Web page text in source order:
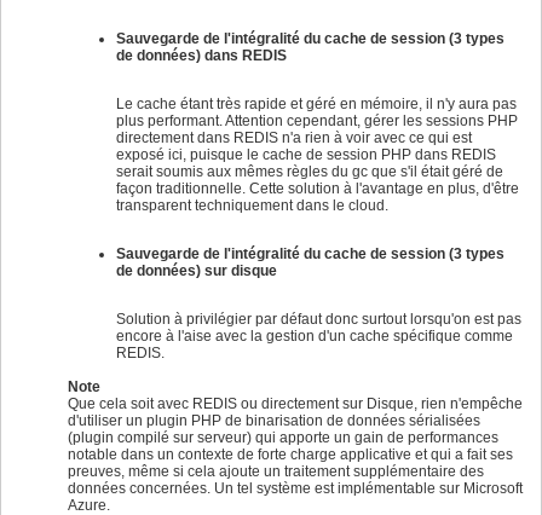
Sauvegarde de l'intégralité du cache de session (3 types
de données) dans REDIS
Le cache étant très rapide et géré en mémoire, il n'y aura pas
plus performant. Attention cependant, gérer les sessions PHP
directement dans REDIS n'a rien à voir avec ce qui est
exposé ici, puisque le cache de session PHP dans REDIS
serait soumis aux mêmes règles du gc que s'il était géré de
façon traditionnelle. Cette solution à l'avantage en plus, d'être
transparent techniquement dans le cloud.
Sauvegarde de l'intégralité du cache de session (3 types
de données) sur disque
Solution à privilégier par défaut donc surtout lorsqu'on est pas
encore à l'aise avec la gestion d'un cache spécifique comme
REDIS.
Note
Que cela soit avec REDIS ou directement sur Disque, rien n'empêche
d'utiliser un plugin PHP de binarisation de données sérialisées
(plugin compilé sur serveur) qui apporte un gain de performances
notable dans un contexte de forte charge applicative et qui a fait ses
preuves, même si cela ajoute un traitement supplémentaire des
données concernées. Un tel système est implémentable sur Microsoft
Azure.